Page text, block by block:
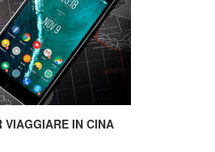
VIAGGIARE IN CINA